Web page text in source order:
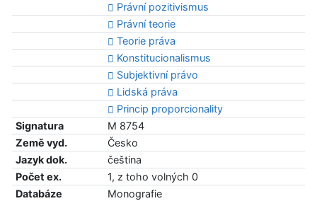
Právní pozitivismus
Právní teorie
Teorie práva
Konstitucionalismus
Subjektivní právo
Lidská práva
Princip proporcionality
Signatura
M 8754
Země vyd.
Česko
Jazyk dok.
čeština
Počet ex.
1, z toho volných 0
Databáze
Monografie